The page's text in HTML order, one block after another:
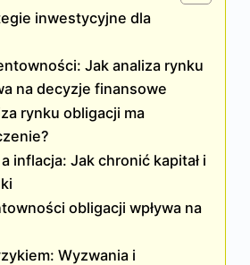
inwestycyjne dla
Jak analiza rynku
na decyzje finansowe
rynku obligacji ma
inflacja: Jak chronić kapitał i
obligacji wpływa na
Wyzwania i